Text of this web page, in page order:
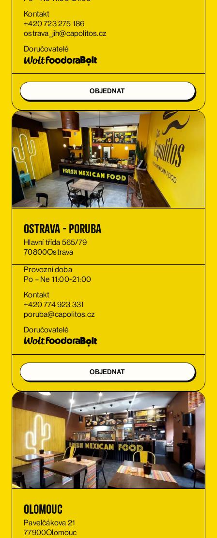
Kontakt
+420 723 275 186
ostrava_jih@capolitos.cz
Doručovatelé
OBJEDNAT
Ostrava - Poruba
Hlavní třída 565/79
70800Ostrava
Provozní doba
Po – Ne 11:00-21:00
Kontakt
+420 774 923 331
poruba@capolitos.cz
Doručovatelé
OBJEDNAT
Olomouc
Pavelčákova 21
77900Olomouc